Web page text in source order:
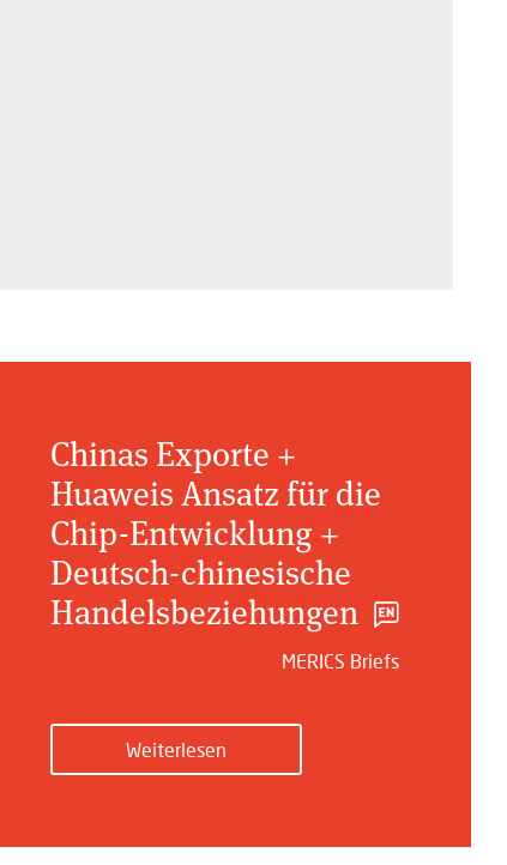
Chinas Exporte +
Huaweis Ansatz für die
Chip-Entwicklung +
Deutsch-chinesische
Handelsbeziehungen
MERICS Briefs
Weiterlesen